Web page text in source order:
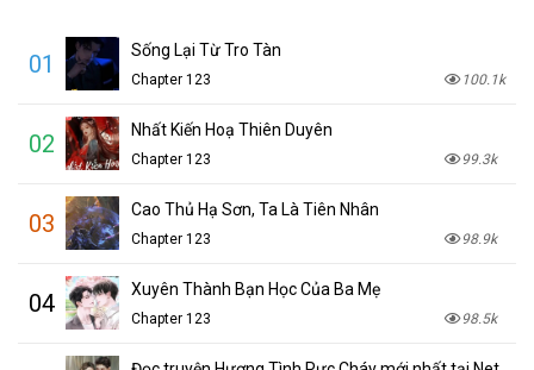
01 Sống Lại Từ Tro Tàn
Chapter 123 100.1k
02 Nhất Kiến Hoạ Thiên Duyên
Chapter 123 99.3k
03 Cao Thủ Hạ Sơn, Ta Là Tiên Nhân
Chapter 123 98.9k
04 Xuyên Thành Bạn Học Của Ba Mẹ
Chapter 123 98.5k